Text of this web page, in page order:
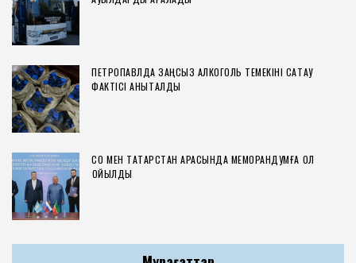
ПЕТРОПАВЛДА ЗАҢСЫЗ АЛКОГОЛЬ ТЕМЕКІНІ САҚТАУ
ФАКТІСІ АНЫҚТАЛДЫ
СҚО МЕН ТАТАРСТАН АРАСЫНДА МЕМОРАНДУМҒА ҚОЛ
ҚОЙЫЛДЫ